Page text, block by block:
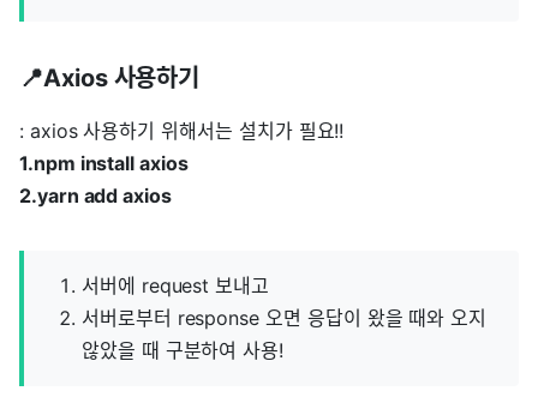
📍Axios 사용하기
: axios 사용하기 위해서는 설치가 필요!!
1.npm install axios
2.yarn add axios
서버에 request 보내고
서버로부터 response 오면 응답이 왔을 때와 오지
않았을 때 구분하여 사용!